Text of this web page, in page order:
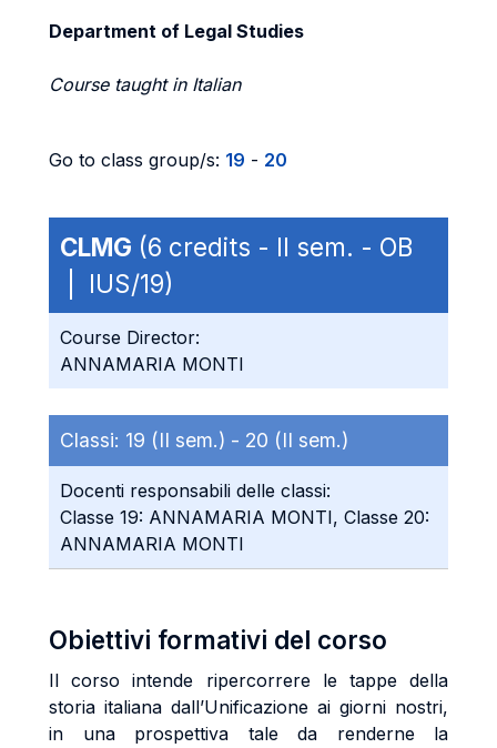
Department of Legal Studies
Course taught in Italian
Go to class group/s: 19 - 20
CLMG (6 credits - II sem. - OB
| IUS/19)
Course Director:
ANNAMARIA MONTI
Classi: 19 (II sem.) - 20 (II sem.)
Docenti responsabili delle classi:
Classe 19: ANNAMARIA MONTI, Classe 20:
ANNAMARIA MONTI
Obiettivi formativi del corso
Il corso intende ripercorrere le tappe della
storia italiana dall’Unificazione ai giorni nostri,
in una prospettiva tale da renderne la